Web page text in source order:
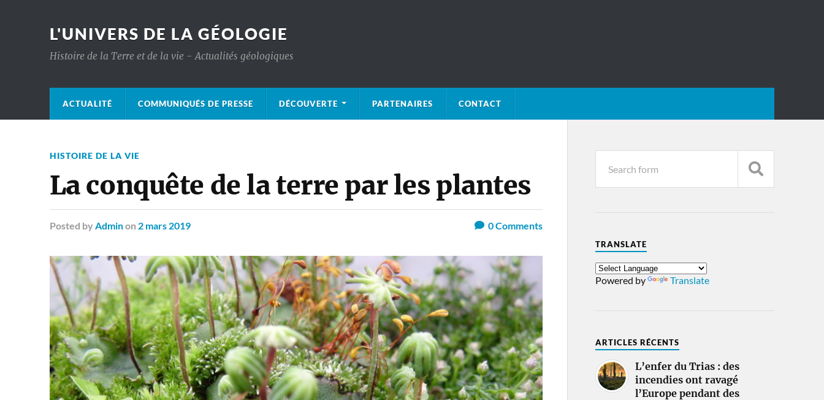
L'UNIVERS DE LA GÉOLOGIE
Histoire de la Terre et de la vie - Actualités géologiques
ACTUALITÉ COMMUNIQUÉS DE PRESSE DÉCOUVERTE PARTENAIRES CONTACT
HISTOIRE DE LA VIE
La conquête de la terre par les plantes
Posted by Adminon 2 mars 2019 0Comments
TRANSLATE
Powered by Translate
ARTICLES RÉCENTS
L’enfer du Trias : des
incendies ont ravagé
l’Europe pendant des